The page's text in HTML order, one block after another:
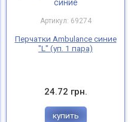
Артикул: 69274
Перчатки Ambulance синие
"L" (уп. 1 пара)
24.72 грн.
купить